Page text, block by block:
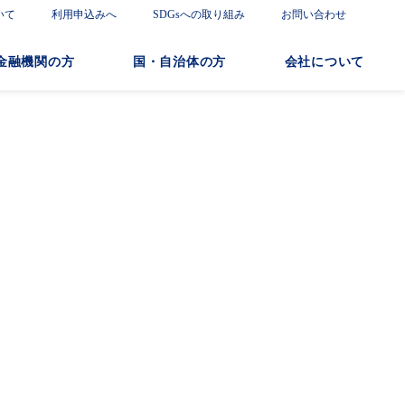
て 利用申込みへ SDGsへの取り組み お問い合わせ
融機関の方 国・自治体の方 会社について